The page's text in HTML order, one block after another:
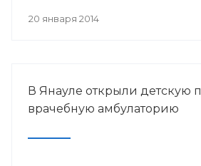
20 января 2014
В Янауле открыли детскую
врачебную амбулаторию